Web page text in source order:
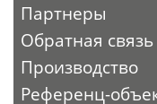
Партнеры
Обратная связь
Производство
Референц-